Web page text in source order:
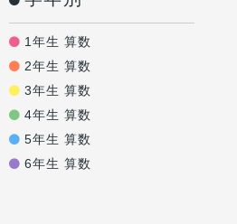
1年生 算数
2年生 算数
3年生 算数
4年生 算数
5年生 算数
6年生 算数